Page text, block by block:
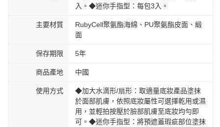
入。◆迷你手指型：每包3入。
主要材質
RubyCell聚氨酯海綿、PU聚氨酯皮面、緞
面
保存期限 5年
商品產地 中國
使用方式
◆加大水滴形/扇形：取適量底妝產品塗抹
於面部肌膚，依照底妝屬性可選擇乾用或濕
用，並輕拍按壓於臉部肌膚至底妝均勻即
可。◆迷你手指型：將預遮蓋瑕疵部位塗抹